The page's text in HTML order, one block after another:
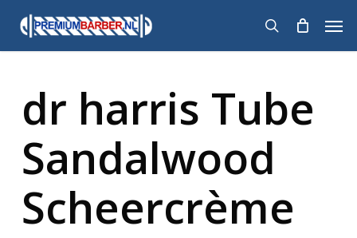
main
search
dr harris Tube
Sandalwood
Scheercrème